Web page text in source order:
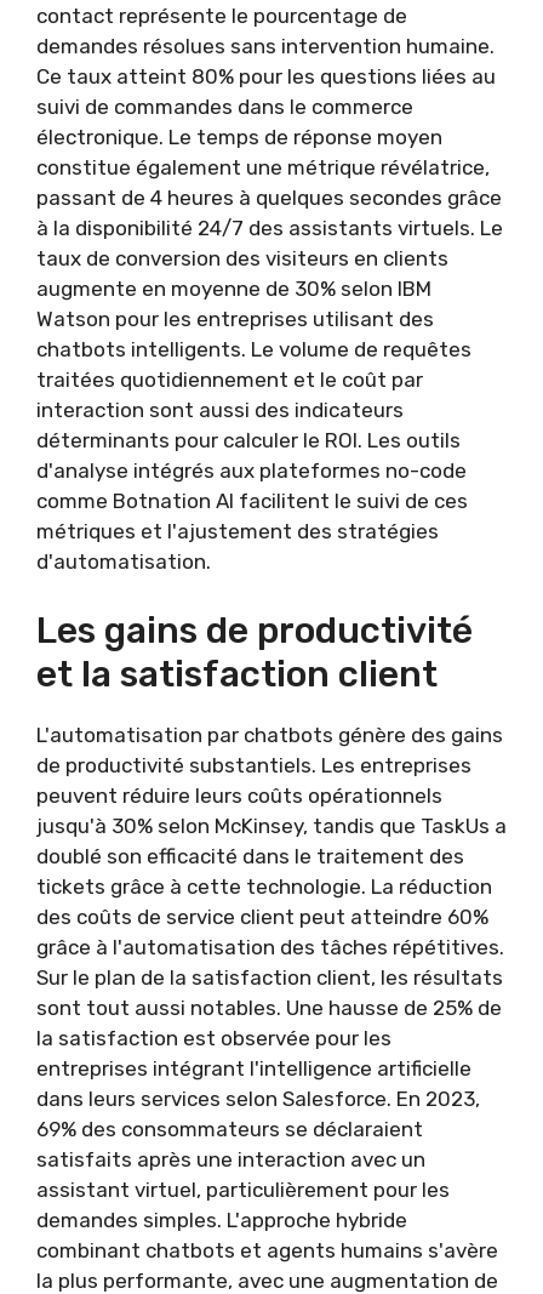
contact représente le pourcentage de
demandes résolues sans intervention humaine.
Ce taux atteint 80% pour les questions liées au
suivi de commandes dans le commerce
électronique. Le temps de réponse moyen
constitue également une métrique révélatrice,
passant de 4 heures à quelques secondes grâce
à la disponibilité 24/7 des assistants virtuels. Le
taux de conversion des visiteurs en clients
augmente en moyenne de 30% selon IBM
Watson pour les entreprises utilisant des
chatbots intelligents. Le volume de requêtes
traitées quotidiennement et le coût par
interaction sont aussi des indicateurs
déterminants pour calculer le ROI. Les outils
d'analyse intégrés aux plateformes no-code
comme Botnation AI facilitent le suivi de ces
métriques et l'ajustement des stratégies
d'automatisation.
Les gains de productivité
et la satisfaction client
L'automatisation par chatbots génère des gains
de productivité substantiels. Les entreprises
peuvent réduire leurs coûts opérationnels
jusqu'à 30% selon McKinsey, tandis que TaskUs a
doublé son efficacité dans le traitement des
tickets grâce à cette technologie. La réduction
des coûts de service client peut atteindre 60%
grâce à l'automatisation des tâches répétitives.
Sur le plan de la satisfaction client, les résultats
sont tout aussi notables. Une hausse de 25% de
la satisfaction est observée pour les
entreprises intégrant l'intelligence artificielle
dans leurs services selon Salesforce. En 2023,
69% des consommateurs se déclaraient
satisfaits après une interaction avec un
assistant virtuel, particulièrement pour les
demandes simples. L'approche hybride
combinant chatbots et agents humains s'avère
la plus performante, avec une augmentation de